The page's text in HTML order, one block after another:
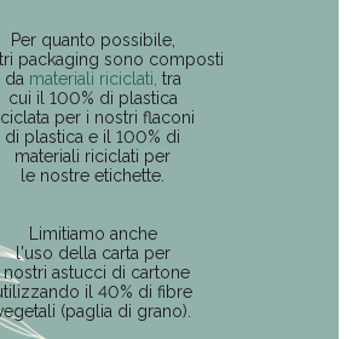
Per quanto possibile,
packaging sono composti
da materiali riciclati, tra
cui il 100% di plastica
per i nostri flaconi
di plastica e il100% di
materiali riciclati per
le nostre etichette.
Limitiamo anche
l'uso della carta per
nostri astucci di cartone
il 40% di fibre
(paglia di grano).